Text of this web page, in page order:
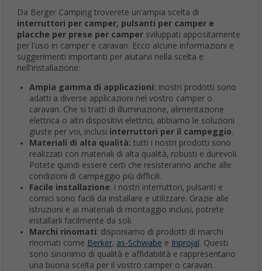
Da Berger Camping troverete un'ampia scelta di
interruttori per camper, pulsanti per camper e
placche per prese per camper sviluppati appositamente
per l'uso in camper e caravan. Ecco alcune informazioni e
suggerimenti importanti per aiutarvi nella scelta e
nell'installazione:
Ampia gamma di applicazioni: inostri prodotti sono
adatti a diverse applicazioni nel vostro camper o
caravan. Che si tratti di illuminazione, alimentazione
elettrica o altri dispositivi elettrici, abbiamo le soluzioni
giuste per voi, inclusi interruttori per il campeggio.
Materiali di alta qualità: tutti i nostri prodotti sono
realizzati con materiali di alta qualità, robusti e durevoli.
Potete quindi essere certi che resisteranno anche alle
condizioni di campeggio più difficili.
Facile installazione: i nostri interruttori, pulsanti e
cornici sono facili da installare e utilizzare. Grazie alle
istruzioni e ai materiali di montaggio inclusi, potrete
installarli facilmente da soli.
Marchi rinomati: disponiamo di prodotti di marchi
rinomati come Berker, as-Schwabe e Inprojal . Questi
sono sinonimo di qualità e affidabilità e rappresentano
una buona scelta per il vostro camper o caravan.